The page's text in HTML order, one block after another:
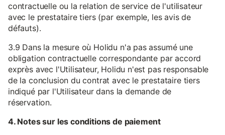
contractuelle ou la relation de service de l'utilisateur
avec le prestataire tiers (par exemple, les avis de
défauts).
3.9 Dans la mesure où Holidu n'a pas assumé une
obligation contractuelle correspondante par accord
exprès avec l'Utilisateur, Holidu n'est pas responsable
de la conclusion du contrat avec le prestataire tiers
indiqué par l'Utilisateur dans la demande de
réservation.
4. Notes sur les conditions de paiement